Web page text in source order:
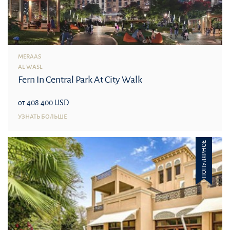
MERAAS
AL WASL
Fern In Central Park At City Walk
от 408 400 USD
УЗНАТЬ БОЛЬШЕ
ПОПУЛЯРНОЕ